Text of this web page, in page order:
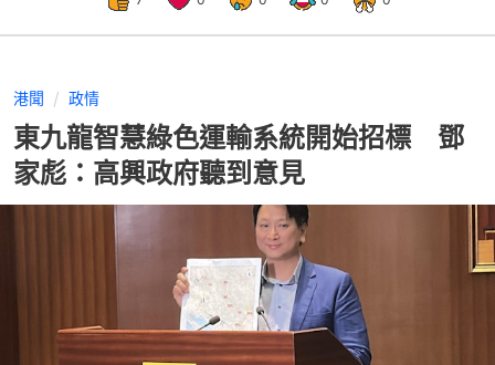
港聞 政情
東九龍智慧綠色運輸系統開始招標 鄧
家彪：高興政府聽到意見